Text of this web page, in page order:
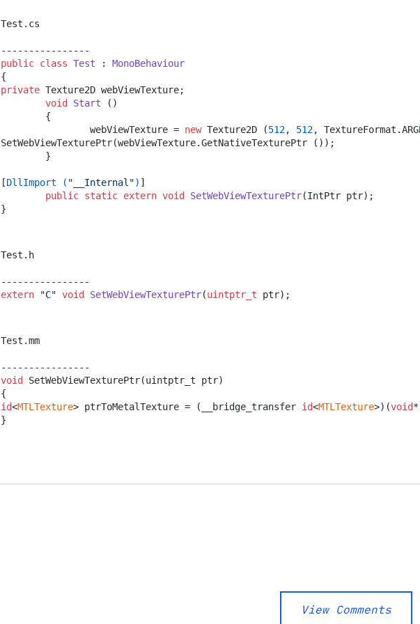
Test.cs
public class Test : MonoBehaviour
private Texture2D webViewTexture;
void
Start ( )
		webViewTexture =
new Texture2D (512, 512,
SetWebViewTexturePtr(webViewTexture.GetNativeTexturePtr ());
[DllImport ( "__Internal") ]
public static extern void SetWebViewTexturePtr(IntPtr ptr) ;
Test.h
extern
"C" void SetWebViewTexturePtr(uintptr_t ptr)
Test.mm
void
SetWebViewTexturePtr(uintptr_t ptr)
id<MTLTexture> ptrToMetalTexture = (__bridge_transfer id<MTLTexture>)(void
View Comments